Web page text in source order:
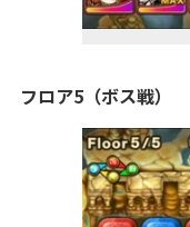
フロア5（ボス戦）